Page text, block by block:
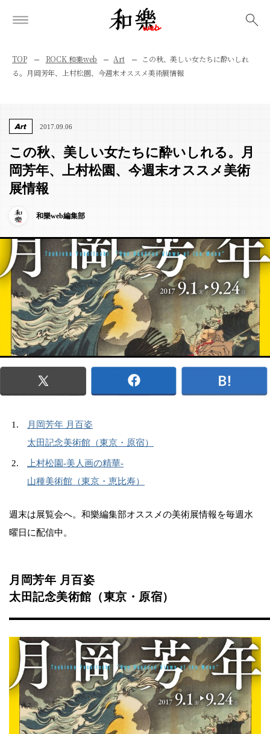
TOP ROCK 和樂web Art
この秋、美しい女たちに酔いしれ
る。月岡芳年、上村松園、今週末オススメ美術展情報
Art 2017.09.06
この秋、美しい女たちに酔いしれる。月
岡芳年、上村松園、今週末オススメ美術
展情報
和樂web編集部
月岡芳年 月百姿
太田記念美術館（東京・原宿）
上村松園-美人画の精華-
山種美術館（東京・恵比寿）
週末は展覧会へ。和樂編集部オススメの美術展情報を毎週水
曜日に配信中。
月岡芳年 月百姿
太田記念美術館（東京・原宿）